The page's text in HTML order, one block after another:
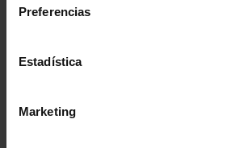
Preferencias
Estadística
Marketing